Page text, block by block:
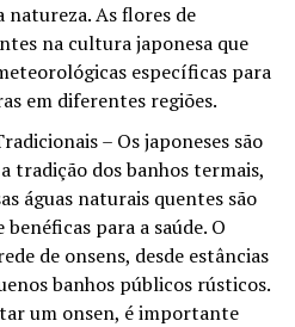
natureza. As flores de
na cultura japonesa que
específicas para
em diferentes regiões.
– Os japoneses são
tradição dos banhos termais,
águas naturais quentes são
para a saúde. O
de onsens, desde estâncias
banhos públicos rústicos.
um onsen, é importante